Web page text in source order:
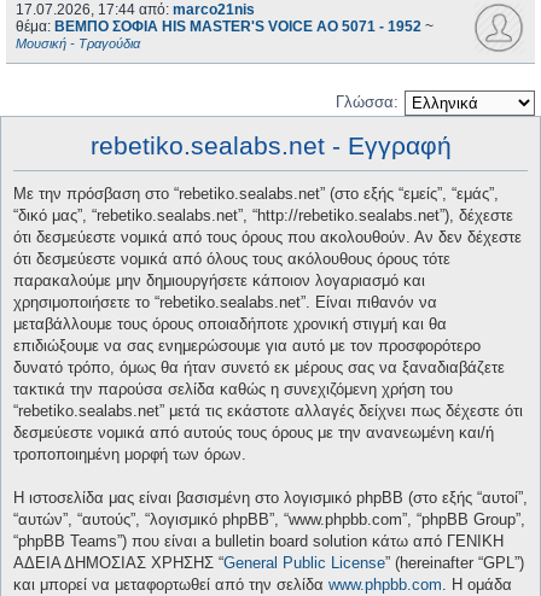
17.07.2026, 17:44 από: marco21nis
θέμα: ΒΕΜΠΟ ΣΟΦΙΑ HIS MASTER'S VOICE AO 5071 - 1952 ~
Μουσική - Τραγούδια
Γλώσσα:
rebetiko.sealabs.net - Εγγραφή
Με την πρόσβαση στο “rebetiko.sealabs.net” (στο εξής “εμείς”, “εμάς”,
“δικό μας”, “rebetiko.sealabs.net”, “http://rebetiko.sealabs.net”), δέχεστε
ότι δεσμεύεστε νομικά από τους όρους που ακολουθούν. Αν δεν δέχεστε
ότι δεσμεύεστε νομικά από όλους τους ακόλουθους όρους τότε
παρακαλούμε μην δημιουργήσετε κάποιον λογαριασμό και
χρησιμοποιήσετε το “rebetiko.sealabs.net”. Είναι πιθανόν να
μεταβάλλουμε τους όρους οποιαδήποτε χρονική στιγμή και θα
επιδιώξουμε να σας ενημερώσουμε για αυτό με τον προσφορότερο
δυνατό τρόπο, όμως θα ήταν συνετό εκ μέρους σας να ξαναδιαβάζετε
τακτικά την παρούσα σελίδα καθώς η συνεχιζόμενη χρήση του
“rebetiko.sealabs.net” μετά τις εκάστοτε αλλαγές δείχνει πως δέχεστε ότι
δεσμεύεστε νομικά από αυτούς τους όρους με την ανανεωμένη και/ή
τροποποιημένη μορφή των όρων.
Η ιστοσελίδα μας είναι βασισμένη στο λογισμικό phpBB (στο εξής “αυτοί”,
“αυτών”, “αυτούς”, “λογισμικό phpBB”, “www.phpbb.com”, “phpBB Group”,
“phpBB Teams”) που είναι a bulletin board solution κάτω από ΓΕΝΙΚΗ
ΑΔΕΙΑ ΔΗΜΟΣΙΑΣ ΧΡΗΣΗΣ “General Public License” (hereinafter “GPL”)
και μπορεί να μεταφορτωθεί από την σελίδα www.phpbb.com. Η ομάδα